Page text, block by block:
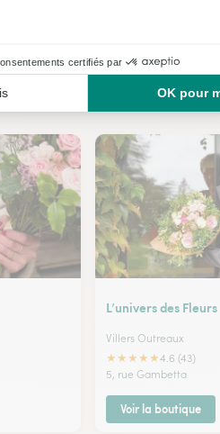
Nos fleuristes à Roisel
L’univers des Fleurs
Villers Outreaux
★★★★★4.6 (43)
5, rue Gambetta
Voir la boutique